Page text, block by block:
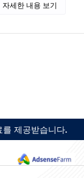
자세한 내용 보기
제공받습니다.